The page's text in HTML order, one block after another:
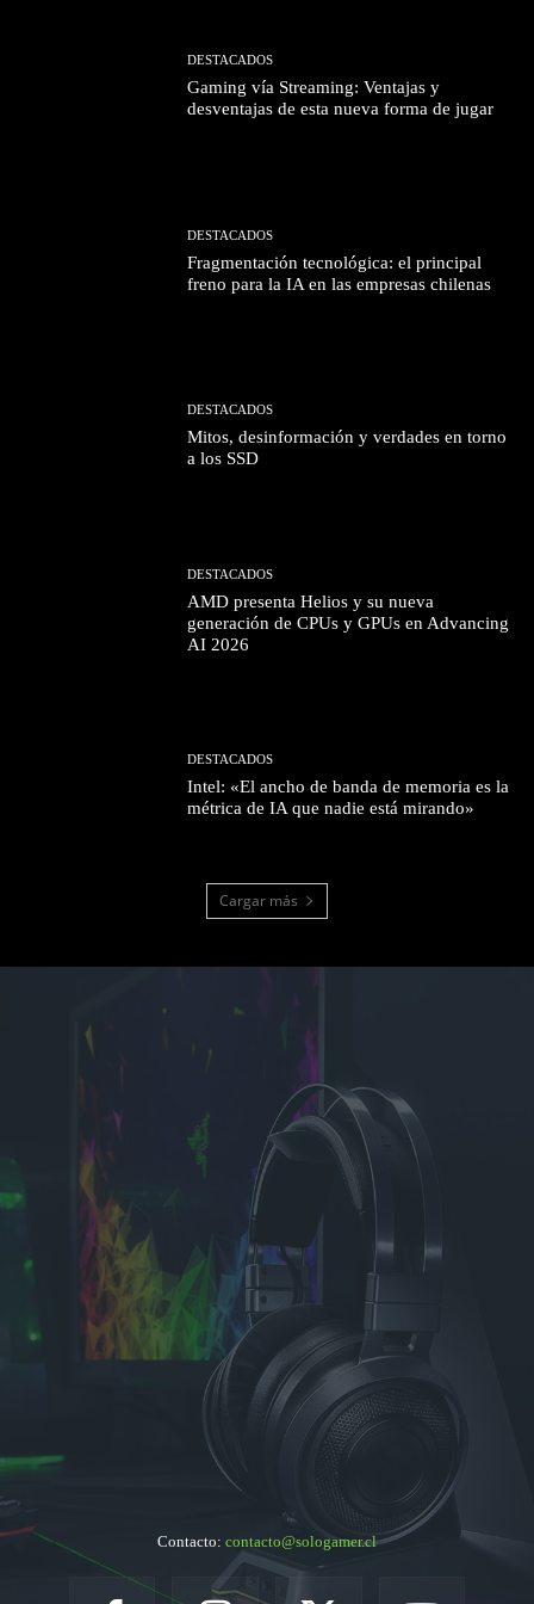
DESTACADOS
Gaming vía Streaming: Ventajas y
desventajas de esta nueva forma de jugar
DESTACADOS
Fragmentación tecnológica: el principal
freno para la IA en las empresas chilenas
DESTACADOS
Mitos, desinformación y verdades en torno
a los SSD
DESTACADOS
AMD presenta Helios y su nueva
generación de CPUs y GPUs en Advancing
AI 2026
DESTACADOS
Intel: «El ancho de banda de memoria es la
métrica de IA que nadie está mirando»
Cargar más
Contacto: contacto@sologamer.cl